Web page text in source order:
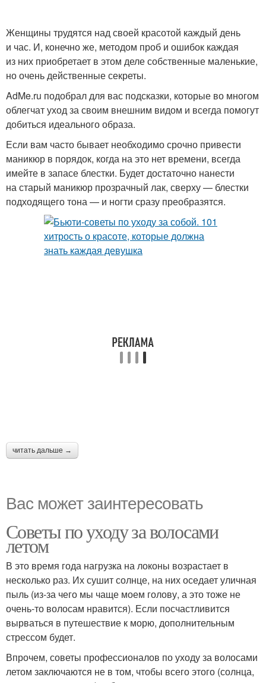
Женщины трудятся над своей красотой каждый день
и час. И, конечно же, методом проб и ошибок каждая
из них приобретает в этом деле собственные маленькие,
но очень действенные секреты.
AdMe.ru подобрал для вас подсказки, которые во многом
облегчат уход за своим внешним видом и всегда помогут
добиться идеального образа.
Если вам часто бывает необходимо срочно привести
маникюр в порядок, когда на это нет времени, всегда
имейте в запасе блестки. Будет достаточно нанести
на старый маникюр прозрачный лак, сверху — блестки
подходящего тона — и ногти сразу преобразятся.
читать дальше →
Вас может заинтересовать
Советы по уходу за волосами
летом
В это время года нагрузка на локоны возрастает в
несколько раз. Их сушит солнце, на них оседает уличная
пыль (из-за чего мы чаще моем голову, а это тоже не
очень-то волосам нравится). Если посчастливится
вырваться в путешествие к морю, дополнительным
стрессом будет.
Впрочем, советы профессионалов по уходу за волосами
летом заключаются не в том, чтобы всего этого (солнца,